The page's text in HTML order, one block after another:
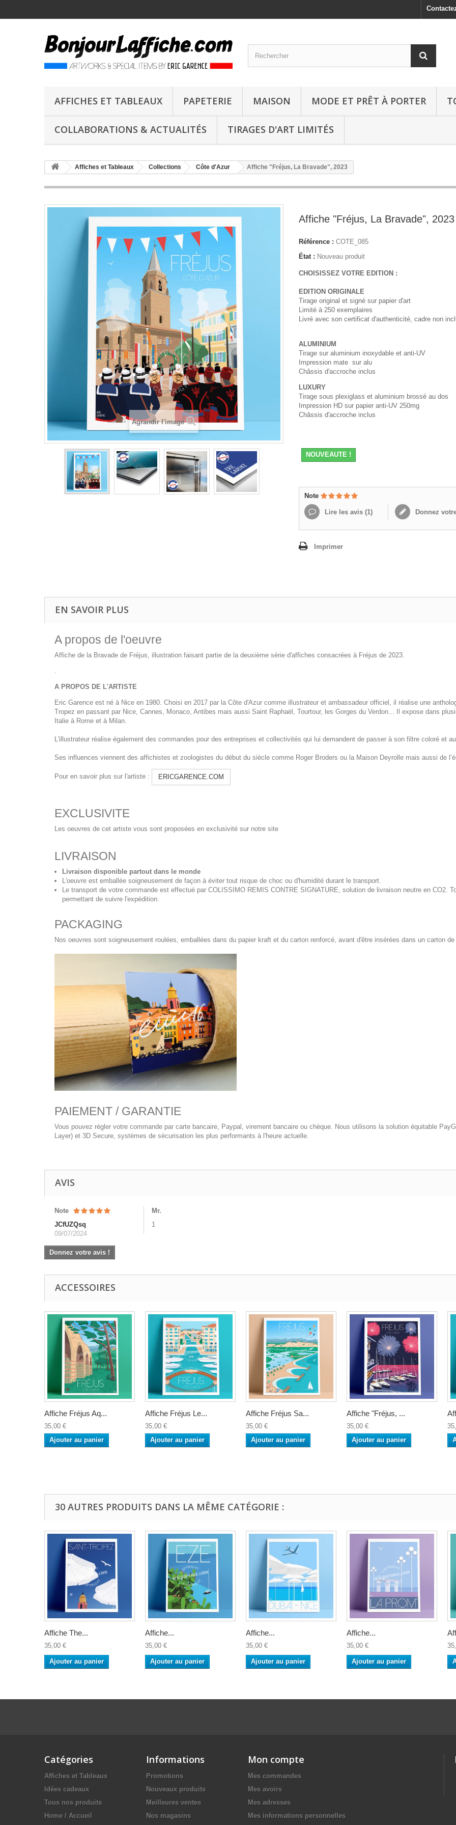
AFFICHES ET TABLEAUX PAPETERIE MAISON MODE ET PRÊT À PORTER
COLLABORATIONS & ACTUALITÉS TIRAGES D'ART LIMITÉS
Affiches et Tableaux Collections Côte d'Azur Affiche "Fréjus, La Bravade", 2023
Agrandir l'image
Affiche "Fréjus, La Bravade", 2023
Référence : COTE_085
État : Nouveau produit
CHOISISSEZ VOTRE EDITION :
EDITION ORIGINALE
Tirage original et signé sur papier d'art
Limité à 250 exemplaires
Livré avec son certificat d'authenticité, cadre non
ALUMINIUM
Tirage sur aluminium inoxydable et anti-UV
Impression mate sur alu
Châssis d'accroche inclus
LUXURY
Tirage sous plexiglass et aluminium brossé au dos
Impression HD sur papier anti-UV 250mg
Châssis d'accroche inclus
NOUVEAUTE !
Note
Lire les avis (1) Donnez
Imprimer
EN SAVOIR PLUS
A propos de l'oeuvre
Affiche de la Bravade de Fréjus, illustration faisant partie de la deuxième série d'affiches consacrées à Fréjus de 2023.
A PROPOS DE L'ARTISTE
Eric Garence est né à Nice en 1980. Choisi en 2017 par la Côte d'Azur comme illustrateur et ambassadeur officiel, il réalise une
Tropez en passant par Nice, Cannes, Monaco, Antibes mais aussi Saint Raphaël, Tourtour, les Gorges du Verdon... Il expose dans
Italie à Rome et à Milan.
L'illustrateur réalise également des commandes pour des entreprises et collectivités qui lui demandent de passer à son filtre coloré et
Ses influences viennent des affichistes et zoologistes du début du siècle comme Roger Broders ou la Maison Deyrolle mais aussi de
Pour en savoir plus sur l'artiste : ERICGARENCE.COM
EXCLUSIVITE
Les oeuvres de cet artiste vous sont proposées en exclusivité sur notre site
LIVRAISON
Livraison disponible partout dans le monde
L'oeuvre est emballée soigneusement de façon à éviter tout risque de choc ou d'humidité durant le transport.
Le transport de votre commande est effectué par COLISSIMO REMIS CONTRE SIGNATURE, solution de livraison neutre en CO2.
permettant de suivre l'expédition.
PACKAGING
Nos oeuvres sont soigneusement roulées, emballées dans du papier kraft et du carton renforcé, avant d'être insérées dans un carton
PAIEMENT / GARANTIE
Vous pouvez régler votre commande par carte bancaire, Paypal, virement bancaire ou chèque. Nous utilisons la solution équitable
Layer) et 3D Secure, systèmes de sécurisation les plus performants à l'heure actuelle.
AVIS
Note
JCfUZQsq
09/07/2024
Mr.
1
Donnez votre avis !
ACCESSOIRES
Affiche Fréjus Aq...
35,00 €
Ajouter au panier
Affiche Fréjus Le...
35,00 €
Ajouter au panier
Affiche Fréjus Sa...
35,00 €
Ajouter au panier
Affiche "Fréjus, ...
35,00 €
Ajouter au panier
30 AUTRES PRODUITS DANS LA MÊME CATÉGORIE :
Affiche The...
35,00 €
Ajouter au panier
Affiche...
35,00 €
Ajouter au panier
Affiche...
35,00 €
Ajouter au panier
Affiche...
35,00 €
Ajouter au panier
Catégories
Affiches et Tableaux
Idées cadeaux
Tous nos produits
Home / Accueil
Informations
Promotions
Nouveaux produits
Meilleures ventes
Nos magasins
Mon compte
Mes commandes
Mes avoirs
Mes adresses
Mes informations personnelles